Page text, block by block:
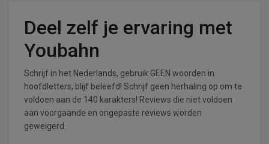
Deel zelf je ervaring met
Youbahn
Schrijf in het Nederlands, gebruik GEEN woorden in
hoofdletters, blijf beleefd! Schrijf geen herhaling op om te
voldoen aan de 140 karakters! Reviews die niet voldoen
aan voorgaande en ongepaste reviews worden
geweigerd.